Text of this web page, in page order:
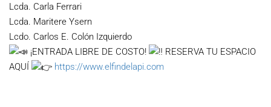
Lcda. Carla Ferrari
Lcda. Maritere Ysern
Lcdo. Carlos E. Colón Izquierdo
¡ENTRADA LIBRE DE COSTO!
RESERVA TU ESPACIO
AQUÍ
https://www.elfindelapi.com